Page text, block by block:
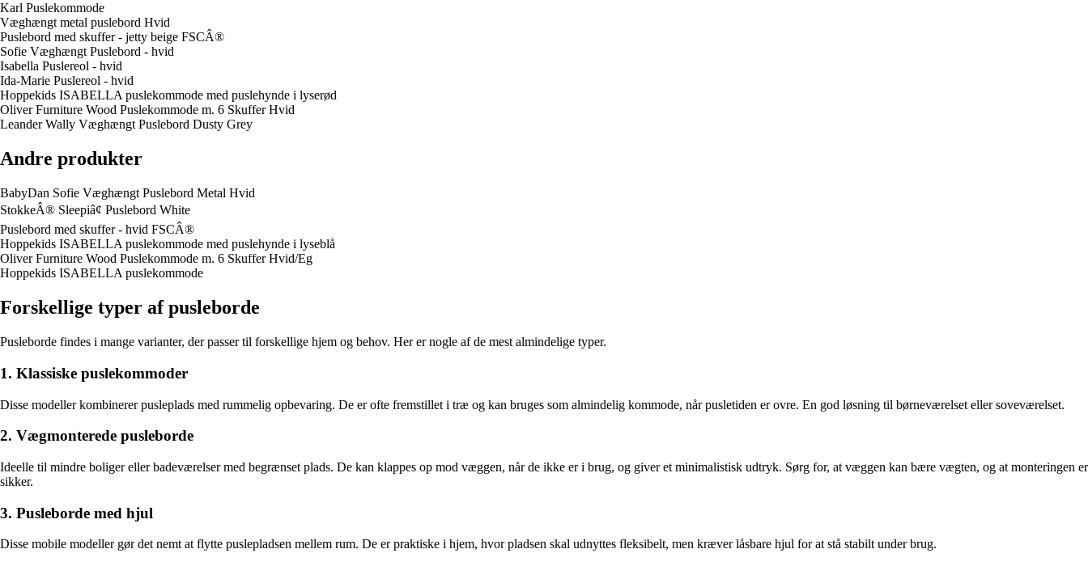
Karl Puslekommode
Væghængt metal puslebord Hvid
Puslebord med skuffer - jetty beige FSCÂ®
Sofie Væghængt Puslebord - hvid
Isabella Puslereol - hvid
Ida-Marie Puslereol - hvid
Hoppekids ISABELLA puslekommode med puslehynde i lyserød
Oliver Furniture Wood Puslekommode m. 6 Skuffer Hvid
Leander Wally Væghængt Puslebord Dusty Grey
Andre produkter
BabyDan Sofie Væghængt Puslebord Metal Hvid
StokkeÂ® Sleepiâ¢ Puslebord White
Puslebord med skuffer - hvid FSCÂ®
Hoppekids ISABELLA puslekommode med puslehynde i lyseblå
Oliver Furniture Wood Puslekommode m. 6 Skuffer Hvid/Eg
Hoppekids ISABELLA puslekommode
Forskellige typer af pusleborde
Pusleborde findes i mange varianter, der passer til forskellige hjem og behov. Her er nogle af de mest almindelige typer.
1. Klassiske puslekommoder
Disse modeller kombinerer pusleplads med rummelig opbevaring. De er ofte fremstillet i træ og kan bruges som almindelig kommode, når pusletiden er ovre. En god løsning til børneværelset eller soveværelset.
2. Vægmonterede pusleborde
Ideelle til mindre boliger eller badeværelser med begrænset plads. De kan klappes op mod væggen, når de ikke er i brug, og giver et minimalistisk udtryk. Sørg for, at væggen kan bære vægten, og at monteringen er
sikker.
3. Pusleborde med hjul
Disse mobile modeller gør det nemt at flytte puslepladsen mellem rum. De er praktiske i hjem, hvor pladsen skal udnyttes fleksibelt, men kræver låsbare hjul for at stå stabilt under brug.